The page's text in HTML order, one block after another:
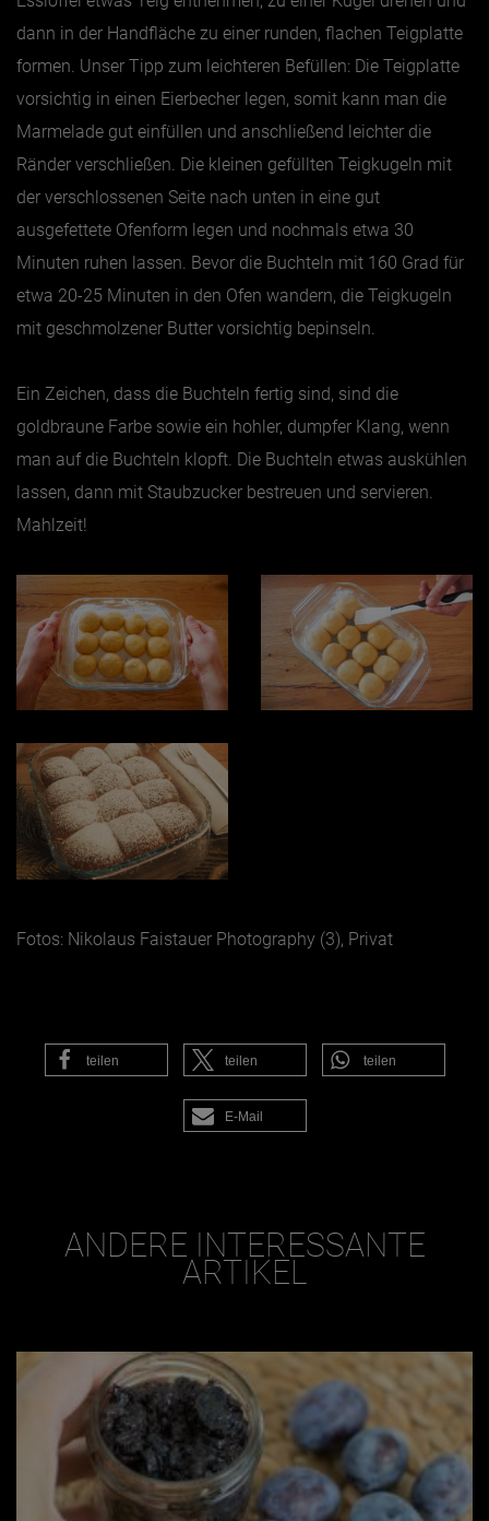
dann in der Handfläche zu einer runden, flachen Teigplatte
formen. Unser Tipp zum leichteren Befüllen: Die Teigplatte
vorsichtig in einen Eierbecher legen, somit kann man die
Marmelade gut einfüllen und anschließend leichter die
Ränder verschließen. Die kleinen gefüllten Teigkugeln mit
der verschlossenen Seite nach unten in eine gut
ausgefettete Ofenform legen und nochmals etwa 30
Minuten ruhen lassen. Bevor die Buchteln mit 160 Grad für
etwa 20-25 Minuten in den Ofen wandern, die Teigkugeln
mit geschmolzener Butter vorsichtig bepinseln.
Ein Zeichen, dass die Buchteln fertig sind, sind die
goldbraune Farbe sowie ein hohler, dumpfer Klang, wenn
man auf die Buchteln klopft. Die Buchteln etwas auskühlen
lassen, dann mit Staubzucker bestreuen und servieren.
Mahlzeit!
Fotos: Nikolaus Faistauer Photography (3), Privat
teilen teilen teilen
E-Mail
ANDERE INTERESSANTE
ARTIKEL